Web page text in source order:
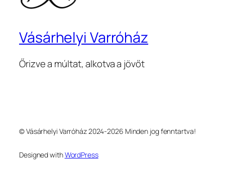
Vásárhelyi Varróház
Őrizve a múltat, alkotva a jövőt
© Vásárhelyi Varróház 2024-2026 Minden jog fenntartva!
Designed withWordPress